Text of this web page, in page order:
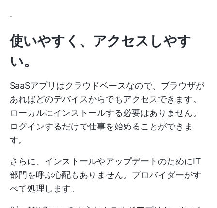
.
使いやすく、アクセスしやす
い。
SaaSアプリはクラウドベースなので、ブラウザが
あればどのデバイスからでもアクセスできます。
ローカルにインストールする必要はありません。
ログインするだけで仕事を始めることができま
す。
さらに、インストールやアップデートのためにIT
部門を呼ぶ心配もありません。プロバイダーがす
べて処理します。